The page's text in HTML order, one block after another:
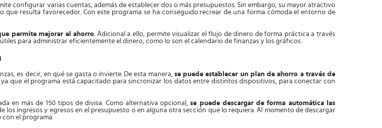
configurar varias cuentas, además de establecer dos o más presupuestos. Sin embargo, su mayor atractivo
que resulta favorecedor. Con este programa se ha conseguido recrear de una forma cómoda el entorno de
permite mejorar el ahorro. Adicional a ello, permite visualizar el flujo de dinero de forma práctica a través
para administrar eficientemente el dinero, como lo son el calendario de finanzas y los gráficos.
es decir, en qué se gasta o invierte. De esta manera, se puede establecer un plan de ahorro a través de
ya que el programa está capacitado para sincronizar los datos entre distintos dispositivos, para conectar con
en más de 150 tipos de divisa. Como alternativa opcional,se puede descargar de forma automática las
los ingresos y egresos en el presupuesto o en alguna otra sección que lo requiera. Al momento de descargar
con el programa.